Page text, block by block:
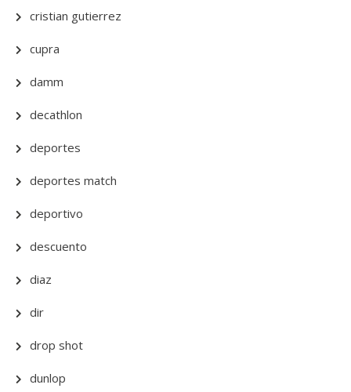
cristian gutierrez
cupra
damm
decathlon
deportes
deportes match
deportivo
descuento
diaz
dir
drop shot
dunlop